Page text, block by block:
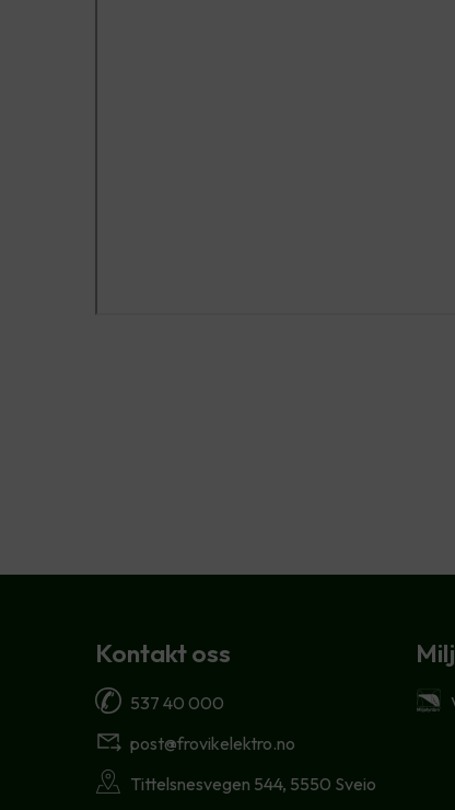
Kontakt oss
537 40 000
post@frovikelektro.no
Tittelsnesvegen 544, 5550 Sveio